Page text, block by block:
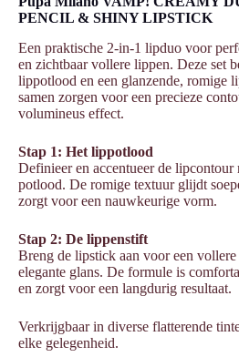
PENCIL & SHINY LIPSTICK
Een praktische 2-in-1 lipduo voor
en zichtbaar vollere lippen. Deze set
lippotlood en een glanzende, romige
samen zorgen voor een precieze
volumineus effect.
Stap 1: Het lippotlood
Definieer en accentueer de lipcontour
potlood. De romige textuur glijdt
zorgt voor een nauwkeurige vorm.
Stap 2: De lippenstift
Breng de lipstick aan voor een
elegante glans. De formule is
en zorgt voor een langdurig resultaat.
Verkrijgbaar in diverse flatterende
elke gelegenheid.